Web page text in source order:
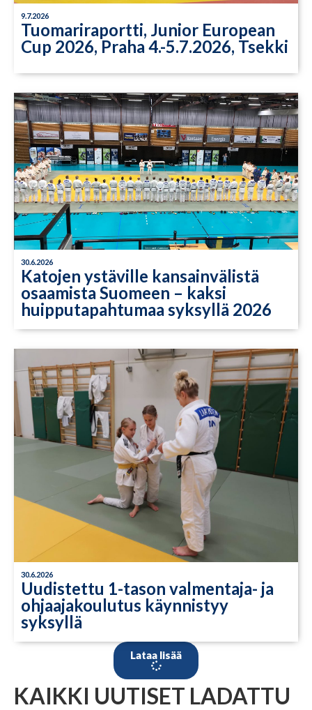
9.7.2026
Tuomariraportti, Junior European
Cup 2026, Praha 4.-5.7.2026, Tsekki
30.6.2026
Katojen ystäville kansainvälistä
osaamista Suomeen – kaksi
huipputapahtumaa syksyllä 2026
30.6.2026
Uudistettu 1-tason valmentaja- ja
ohjaajakoulutus käynnistyy
syksyllä
Lataa lisää
KAIKKI UUTISET LADATTU